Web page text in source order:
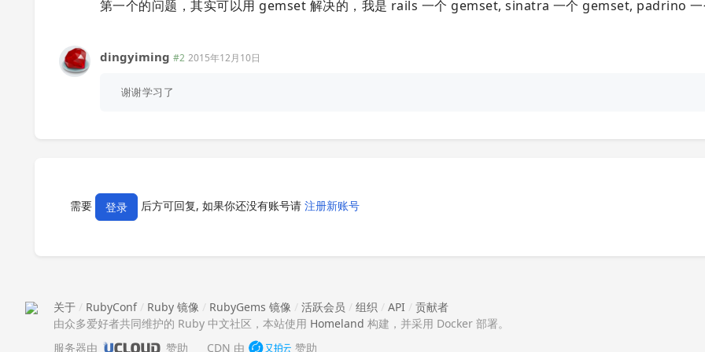
第一个的问题，其实可以用 gemset 解决的，我是 rails 一个 gemset, sinatra 一个 gemset, padrino
dingyiming #2 2015年12月10日
需要 登录 后方可回复, 如果你还没有账号请 注册新账号
关于 / RubyConf/ Ruby 镜像 / RubyGems 镜像 / 活跃会员 / 组织 / API / 贡献者
由众多爱好者共同维护的 Ruby 中文社区，本站使用 Homeland 构建，并采用 Docker 部署。
服务器由
赞助 CDN 由 赞助